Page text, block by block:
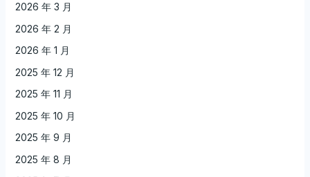
2026 年 3 月
2026 年 2 月
2026 年 1 月
2025 年 12 月
2025 年 11 月
2025 年 10 月
2025 年 9 月
2025 年 8 月